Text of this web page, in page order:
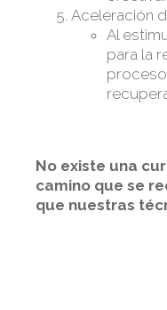
Aceleración
Al
para la
No existe una
camino que se
que nuestras